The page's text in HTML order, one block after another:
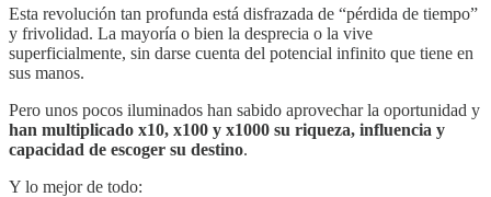
Esta revolución tan profunda está disfrazada de “pérdida de tiempo”
y frivolidad. La mayoría o bien la desprecia o la vive
superficialmente, sin darse cuenta del potencial infinito que tiene en
sus manos.
Pero unos pocos iluminados han sabido aprovechar la oportunidad y
han multiplicado x10, x100 y x1000 su riqueza, influencia y
capacidad de escoger su destino.
Y lo mejor de todo: